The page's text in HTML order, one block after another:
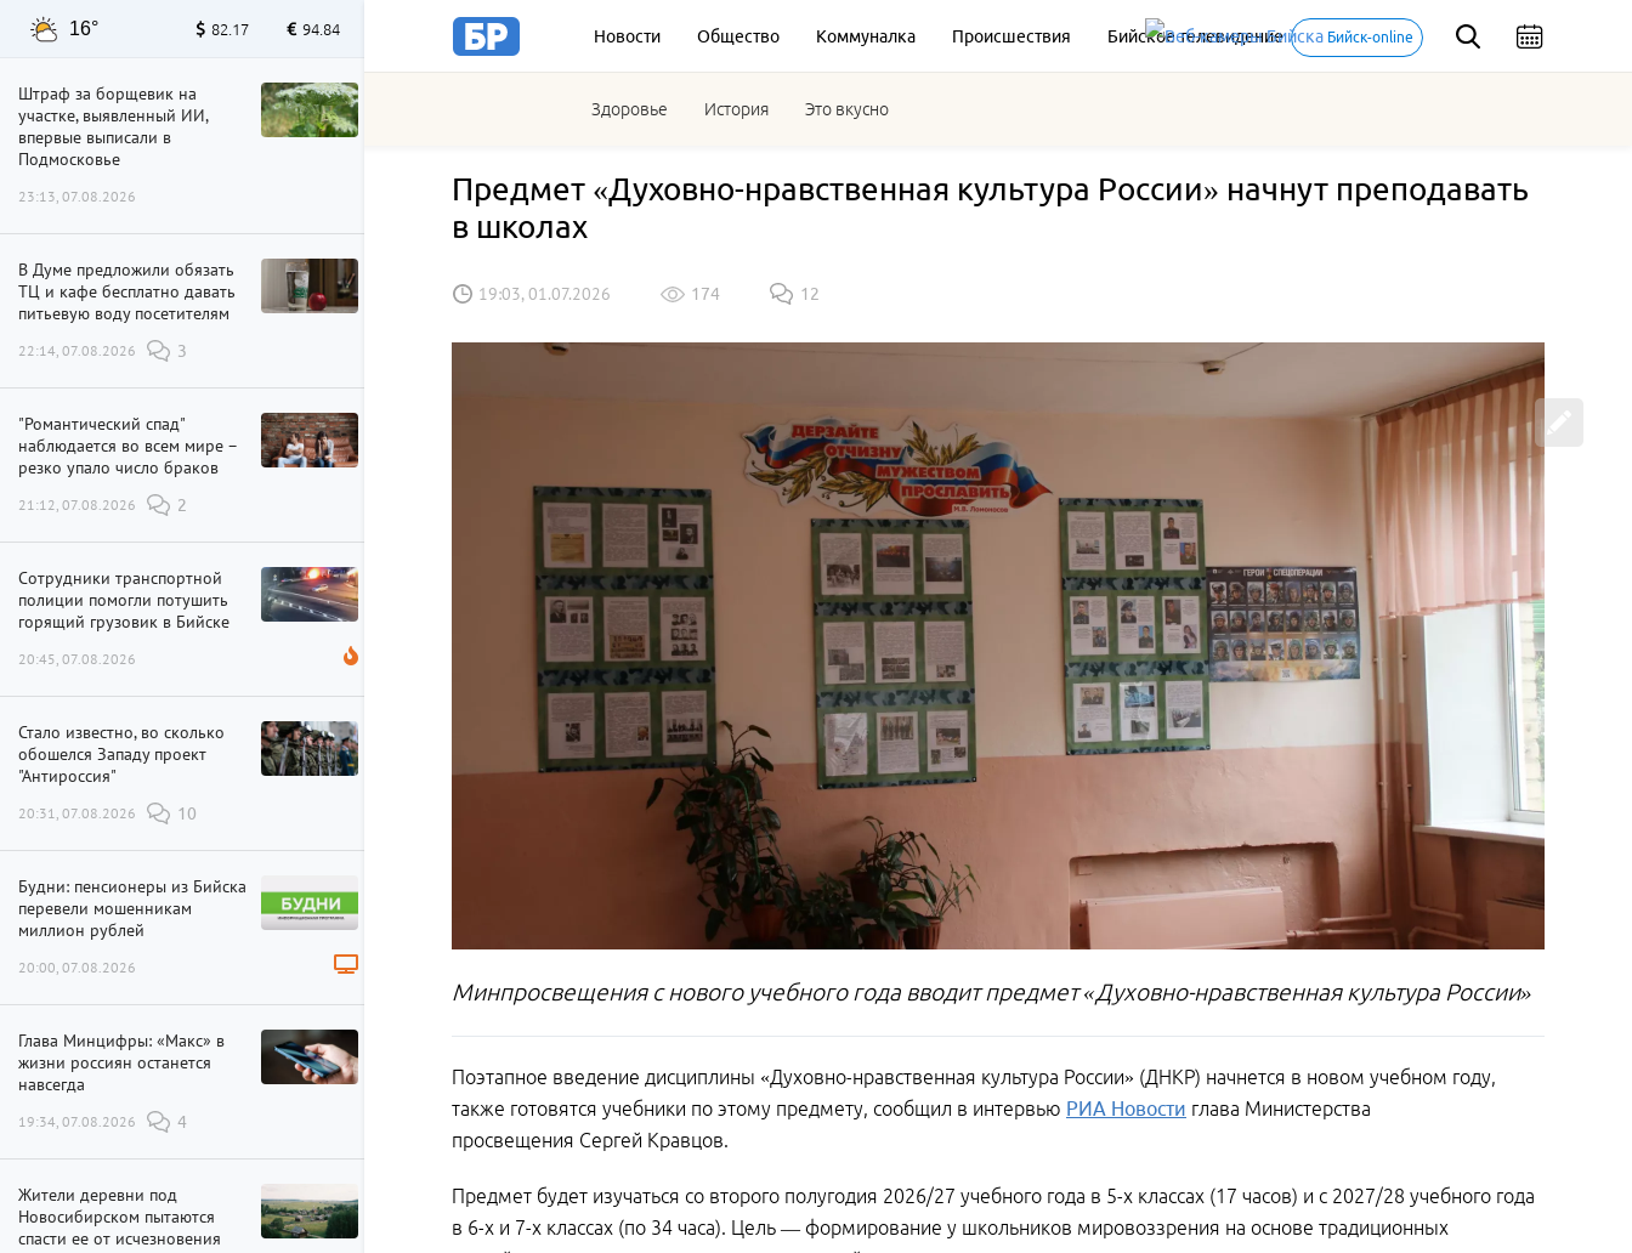
Новости Общество Коммуналка Происшествия Бийское телевидение Бийск-online
Здоровье История Это вкусно
16° 82.17 94.84
Штраф за борщевик на
участке, выявленный ИИ,
впервые выписали в
Подмосковье
23:13, 07.08.2026
В Думе предложили обязать
ТЦ и кафе бесплатно давать
питьевую воду посетителям
22:14, 07.08.2026 3
"Романтический спад"
наблюдается во всем мире –
резко упало число браков
21:12, 07.08.2026 2
Сотрудники транспортной
полиции помогли потушить
горящий грузовик в Бийске
20:45, 07.08.2026
Стало известно, во сколько
обошелся Западу проект
"Антироссия"
20:31, 07.08.2026 10
Будни: пенсионеры из Бийска
перевели мошенникам
миллион рублей
20:00, 07.08.2026
Глава Минцифры: «Макс» в
жизни россиян останется
навсегда
19:34, 07.08.2026 4
Жители деревни под
Новосибирском пытаются
спасти ее от исчезновения
Предмет «Духовно-нравственная культура России» начнут преподавать
в школах
19:03, 01.07.2026 174 12
Минпросвещения с нового учебного года вводит предмет «Духовно-нравственная культура России»
Поэтапное введение дисциплины «Духовно-нравственная культура России» (ДНКР) начнется в новом учебном году,
также готовятся учебники по этому предмету, сообщил в интервью РИА Новости глава Министерства
просвещения Сергей Кравцов.
Предмет будет изучаться со второго полугодия 2026/27 учебного года в 5-х классах (17 часов) и с 2027/28 учебного года
в 6-х и 7-х классах (по 34 часа). Цель — формирование у школьников мировоззрения на основе традиционных